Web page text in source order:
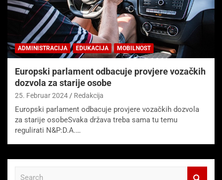
ADMINISTRACIJA EDUKACIJA MOBILNOST
Europski parlament odbacuje provjere vozačkih
dozvola za starije osobe
25. Februar 2024 Redakcija
Europski parlament odbacuje provjere vozačkih dozvola
za starije osobeSvaka država treba sama tu temu
regulirati N&P:D.A.…